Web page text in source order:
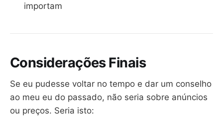
importam
Considerações Finais
Se eu pudesse voltar no tempo e dar um conselho
ao meu eu do passado, não seria sobre anúncios
ou preços. Seria isto: